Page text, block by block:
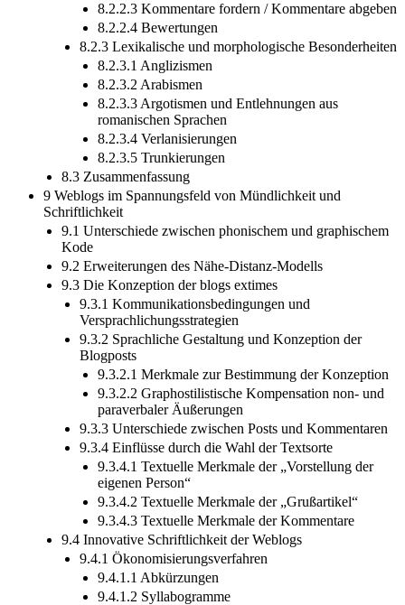
8.2.2.3 Kommentare fordern / Kommentare abgeben
8.2.2.4 Bewertungen
8.2.3 Lexikalische und morphologische Besonderheiten
8.2.3.1 Anglizismen
8.2.3.2 Arabismen
8.2.3.3 Argotismen und Entlehnungen aus
romanischen Sprachen
8.2.3.4 Verlanisierungen
8.2.3.5 Trunkierungen
8.3 Zusammenfassung
9 Weblogs im Spannungsfeld von Mündlichkeit und
Schriftlichkeit
9.1 Unterschiede zwischen phonischem und graphischem
Kode
9.2 Erweiterungen des Nähe-Distanz-Modells
9.3 Die Konzeption der blogs extimes
9.3.1 Kommunikationsbedingungen und
Versprachlichungsstrategien
9.3.2 Sprachliche Gestaltung und Konzeption der
Blogposts
9.3.2.1 Merkmale zur Bestimmung der Konzeption
9.3.2.2 Graphostilistische Kompensation non- und
paraverbaler Äußerungen
9.3.3 Unterschiede zwischen Posts und Kommentaren
9.3.4 Einflüsse durch die Wahl der Textsorte
9.3.4.1 Textuelle Merkmale der „Vorstellung der
eigenen Person“
9.3.4.2 Textuelle Merkmale der „Grußartikel“
9.3.4.3 Textuelle Merkmale der Kommentare
9.4 Innovative Schriftlichkeit der Weblogs
9.4.1 Ökonomisierungsverfahren
9.4.1.1 Abkürzungen
9.4.1.2 Syllabogramme